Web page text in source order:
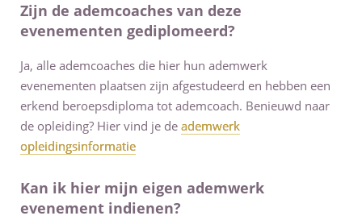
Zijn de ademcoaches van deze
evenementen gediplomeerd?
Ja, alle ademcoaches die hier hun ademwerk
evenementen plaatsen zijn afgestudeerd en hebben een
erkend beroepsdiploma tot ademcoach. Benieuwd naar
de opleiding? Hier vind je de ademwerk
opleidingsinformatie
Kan ik hier mijn eigen ademwerk
evenement indienen?